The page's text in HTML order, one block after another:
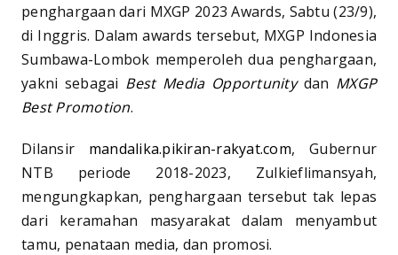
penghargaan dari MXGP 2023 Awards, Sabtu (23/9),
di Inggris. Dalam awards tersebut, MXGP Indonesia
Sumbawa-Lombok memperoleh dua penghargaan,
yakni sebagai Best Media Opportunitydan MXGP
Best Promotion.
Dilansir mandalika.pikiran-rakyat.com, Gubernur
NTB periode 2018-2023, Zulkieflimansyah,
mengungkapkan, penghargaan tersebut tak lepas
dari keramahan masyarakat dalam menyambut
tamu, penataan media, dan promosi.